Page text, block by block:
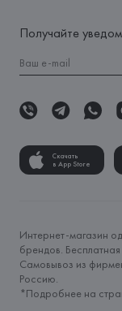
Получайте
Скачать
в App Store
Интернет-магазин
брендов.
Самовывоз из
Россию.
*Подробнее на